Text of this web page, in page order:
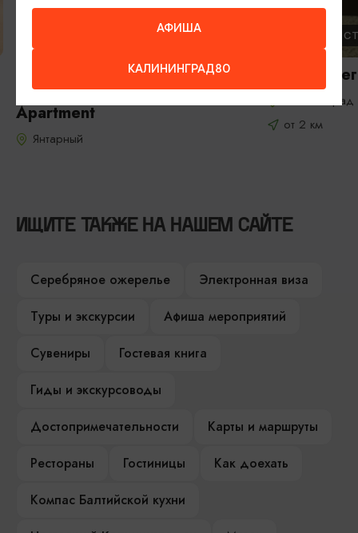
Апартаменты Янтарный
курорт / Yantarny Resort
Apartment
Янтарный
ОТЕЛИ,
Отель
Калининград
от 2 км
ИЩИТЕ ТАКЖЕ НА НАШЕМ САЙТЕ
Серебряное ожерелье
Электронная виза
Туры и экскурсии
Афиша мероприятий
Сувениры
Гостевая книга
Гиды и экскурсоводы
Достопримечательности
Карты и маршруты
Рестораны
Гостиницы
Как доехать
Компас Балтийской кухни
АФИША
КАЛИНИНГРАД80